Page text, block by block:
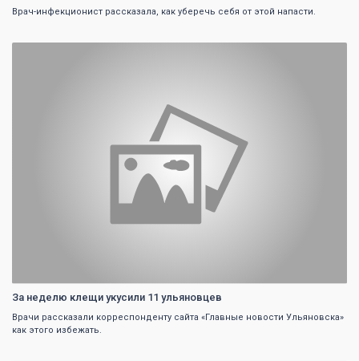
Врач-инфекционист рассказала, как уберечь себя от этой напасти.
За неделю клещи укусили 11 ульяновцев
Врачи рассказали корреспонденту сайта «Главные новости Ульяновска»
как этого избежать.